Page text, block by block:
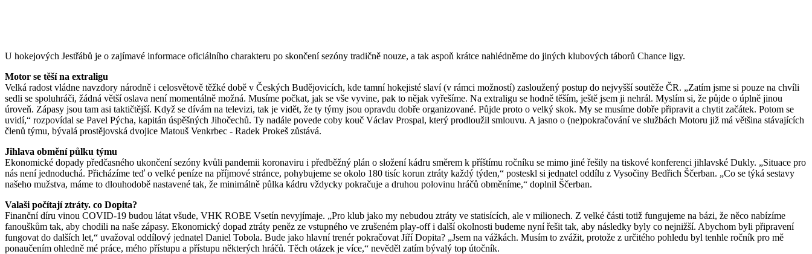
U hokejových Jestřábů je o zajímavé informace oficiálního charakteru po skončení sezóny tradičně nouze, a tak aspoň krátce nahlédněme do jiných klubových táborů Chance ligy.
Motor se těší na extraligu
Velká radost vládne navzdory národně i celosvětově těžké době v Českých Budějovicích, kde tamní hokejisté slaví (v rámci možností) zasloužený postup do nejvyšší soutěže ČR. „Zatím jsme si pouze na chvíli
sedli se spoluhráči, žádná větší oslava není momentálně možná. Musíme počkat, jak se vše vyvine, pak to nějak vyřešíme. Na extraligu se hodně těším, ještě jsem ji nehrál. Myslím si, že půjde o úplně jinou
úroveň. Zápasy jsou tam asi taktičtější. Když se dívám na televizi, tak je vidět, že ty týmy jsou opravdu dobře organizované. Půjde proto o velký skok. My se musíme dobře připravit a chytit začátek. Potom se
uvidí,“ rozpovídal se Pavel Pýcha, kapitán úspěšných Jihočechů. Ty nadále povede coby kouč Václav Prospal, který prodloužil smlouvu. A jasno o (ne)pokračování ve službách Motoru již má většina stávajících
členů týmu, bývalá prostějovská dvojice Matouš Venkrbec - Radek Prokeš zůstává.
Jihlava obmění půlku týmu
Ekonomické dopady předčasného ukončení sezóny kvůli pandemii koronaviru i předběžný plán o složení kádru směrem k příštímu ročníku se mimo jiné řešily na tiskové konferenci jihlavské Dukly. „Situace pro
nás není jednoduchá. Přicházíme teď o velké peníze na příjmové stránce, pohybujeme se okolo 180 tisíc korun ztráty každý týden,“ posteskl si jednatel oddílu z Vysočiny Bedřich Ščerban. „Co se týká sestavy
našeho mužstva, máme to dlouhodobě nastavené tak, že minimálně půlka kádru vždycky pokračuje a druhou polovinu hráčů obměníme,“ doplnil Ščerban.
Valaši počítají ztráty. co Dopita?
Finanční díru vinou COVID-19 budou látat všude, VHK ROBE Vsetín nevyjímaje. „Pro klub jako my nebudou ztráty ve statisících, ale v milionech. Z velké části totiž fungujeme na bázi, že něco nabízíme
fanouškům tak, aby chodili na naše zápasy. Ekonomický dopad ztráty peněz ze vstupného ve zrušeném play-off i další okolnosti budeme nyní řešit tak, aby následky byly co nejnižší. Abychom byli připravení
fungovat do dalších let,“ uvažoval oddílový jednatel Daniel Tobola. Bude jako hlavní trenér pokračovat Jiří Dopita? „Jsem na vážkách. Musím to zvážit, protože z určitého pohledu byl tenhle ročník pro mě
ponaučením ohledně mé práce, mého přístupu a přístupu některých hráčů. Těch otázek je více,“ nevěděl zatím bývalý top útočník.